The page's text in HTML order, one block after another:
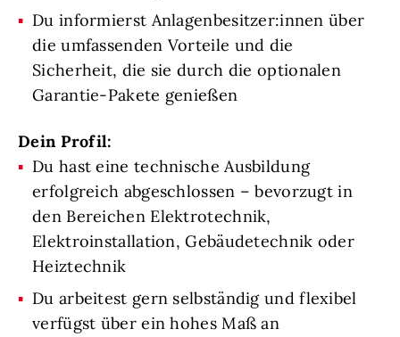
Du informierst Anlagenbesitzer:innen über
die umfassenden Vorteile und die
Sicherheit, die sie durch die optionalen
Garantie-Pakete genießen
Dein Profil:
Du hast eine technische Ausbildung
erfolgreich abgeschlossen – bevorzugt in
den Bereichen Elektrotechnik,
Elektroinstallation, Gebäudetechnik oder
Heiztechnik
Du arbeitest gern selbständig und flexibel
verfügst über ein hohes Maß an